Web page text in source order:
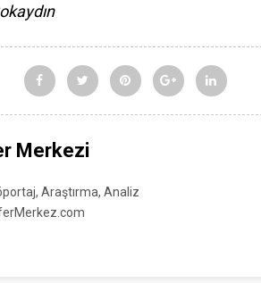
Merkezi
Araştırma, Analiz